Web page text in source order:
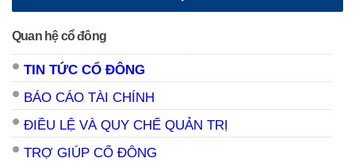
Quan hệ cổ đông
TIN TỨC CỔ ĐÔNG
BÁO CÁO TÀI CHÍNH
ĐIỀU LỆ VÀ QUY CHẾ QUẢN TRỊ
TRỢ GIÚP CỔ ĐÔNG